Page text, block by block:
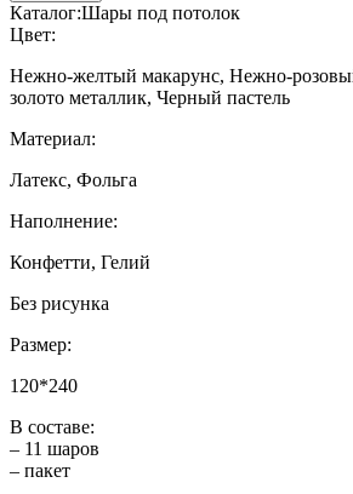
Каталог:Шары под потолок
Цвет:
Нежно-желтый макарунс, Нежно-
золото металлик, Черный пастель
Материал:
Латекс, Фольга
Наполнение:
Конфетти, Гелий
Без рисунка
Размер:
120*240
В составе:
– 11 шаров
– пакет